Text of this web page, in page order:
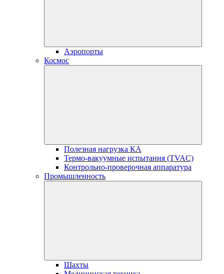
Аэропорты
Космос
Полезная нагрузка КА
Термо-вакуумные испытания (TVAC)
Контрольно-проверочная аппаратура
Промышленность
Шахты